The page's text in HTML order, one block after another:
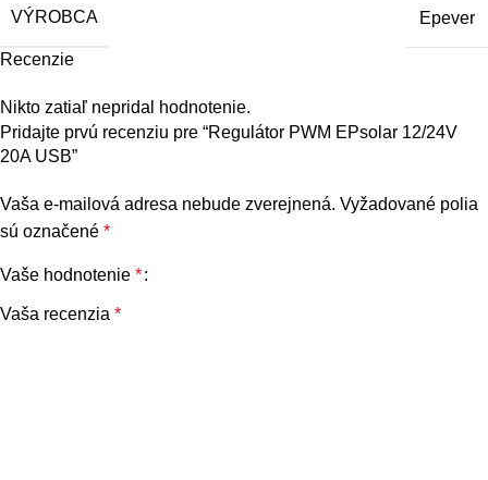
VÝROBCA Epever
Recenzie
Nikto zatiaľ nepridal hodnotenie.
Pridajte prvú recenziu pre “Regulátor PWM EPsolar 12/24V
20A USB”
Vaša e-mailová adresa nebude zverejnená. Vyžadované polia
sú označené *
Vaše hodnotenie *
Vaša recenzia *